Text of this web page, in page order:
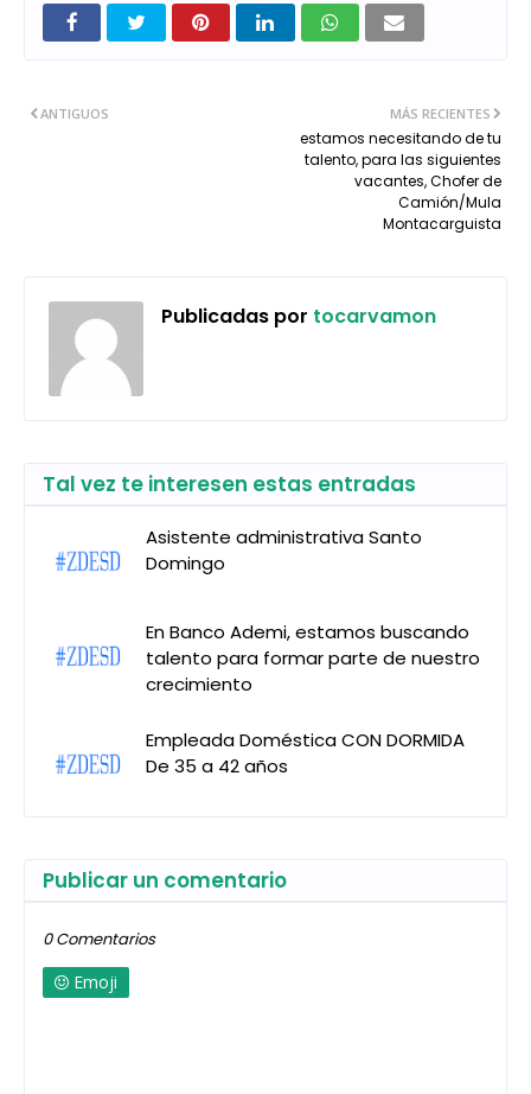
MÁS RECIENTES
estamos necesitando de tu
talento, para las siguientes
vacantes, Chofer de
Camión/Mula
Montacarguista
ANTIGUOS
Publicadas por tocarvamon
Tal vez te interesen estas entradas
Asistente administrativa Santo
Domingo
En Banco Ademi, estamos buscando
talento para formar parte de nuestro
crecimiento
Empleada Doméstica CON DORMIDA
De 35 a 42 años
Publicar un comentario
0 Comentarios
Emoji